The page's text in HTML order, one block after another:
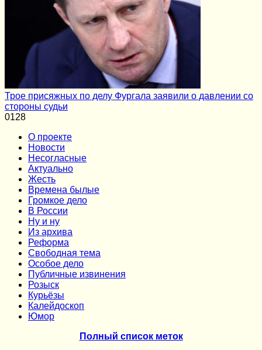
Трое присяжных по делу Фургала заявили о давлении со
стороны судьи
0128
О проекте
Новости
Несогласные
Актуально
Жесть
Времена былые
Громкое дело
В России
Ну и ну
Из архива
Реформа
Cвободная тема
Особое дело
Публичные извинения
Розыск
Курьёзы
Калейдоскоп
Юмор
Полный список меток